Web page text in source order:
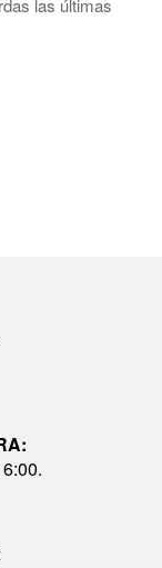
las últimas